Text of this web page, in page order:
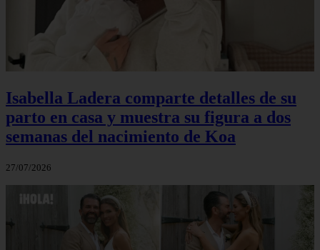
Isabella Ladera comparte detalles de su
parto en casa y muestra su figura a dos
semanas del nacimiento de Koa
27/07/2026